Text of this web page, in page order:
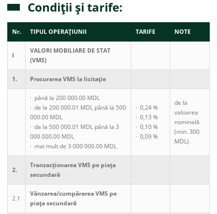
Condiții și tarife:
Nr. TIPUL OPERAȚIUNII TARIFE NOTE
I
VALORI MOBILIARE DE STAT
(VMS)
1. Procurarea VMS la licitație
· până la 200 000.00 MDL
· de la 200 000.01 MDL până la 500
000.00 MDL
· de la 500 000.01 MDL până la 3
000 000.00 MDL
· mai mult de 3 000 000.00 MDL
· 0,24 %
· 0,13 %
· 0,10 %
· 0,09 %
de la
valoarea
nominală
(min. 300
MDL)
2.
Tranzacționarea VMS pe piața
secundară
2.1
Vânzarea/cumpărarea VMS pe
piața secundară